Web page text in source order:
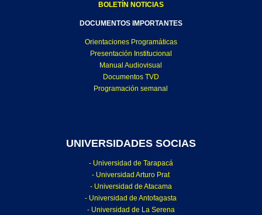
BOLETÍN NOTICIAS
DOCUMENTOS IMPORTANTES
Orientaciones Programáticas
Presentación Institucional
Manual Audiovisual
Documentos TVD
Programación semanal
UNIVERSIDADES SOCIAS
- Universidad de Tarapacá
- Universidad Arturo Prat
- Universidad de Atacama
- Universidad de Antofagasta
- Universidad de La Serena